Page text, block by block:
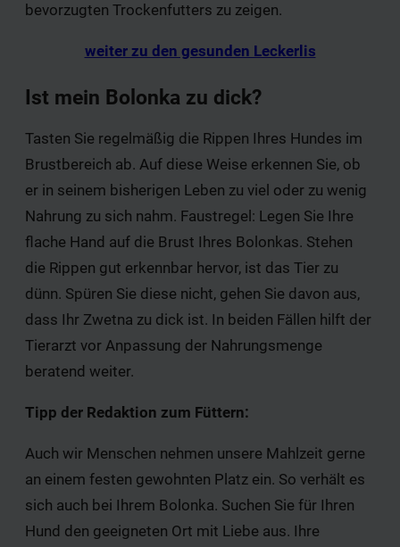
bevorzugten Trockenfutters zu zeigen.
weiter zu den gesunden Leckerlis
Ist mein Bolonka zu dick?
Tasten Sie regelmäßig die Rippen Ihres Hundes im
Brustbereich ab. Auf diese Weise erkennen Sie, ob
er in seinem bisherigen Leben zu viel oder zu wenig
Nahrung zu sich nahm. Faustregel: Legen Sie Ihre
flache Hand auf die Brust Ihres Bolonkas. Stehen
die Rippen gut erkennbar hervor, ist das Tier zu
dünn. Spüren Sie diese nicht, gehen Sie davon aus,
dass Ihr Zwetna zu dick ist. In beiden Fällen hilft der
Tierarzt vor Anpassung der Nahrungsmenge
beratend weiter.
Tipp der Redaktion zum Füttern:
Auch wir Menschen nehmen unsere Mahlzeit gerne
an einem festen gewohnten Platz ein. So verhält es
sich auch bei Ihrem Bolonka. Suchen Sie für Ihren
Hund den geeigneten Ort mit Liebe aus. Ihre